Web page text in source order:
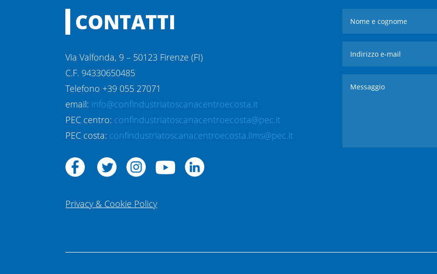
CONTATTI
Via Valfonda, 9 – 50123 Firenze (FI)
C.F. 94330650485
Telefono +39 055 27071
email: info@confindustriatoscanacentroecosta.it
PEC centro: confindustriatoscanacentroecosta@pec.it
PEC costa: confindustriatoscanacentroecosta.lims@pec.it
Privacy & Cookie Policy